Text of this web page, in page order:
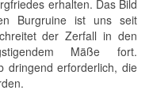
erhalten. Das Bild
Burgruine ist uns seit
der Zerfall in den
Mäße fort.
dringend erforderlich, die